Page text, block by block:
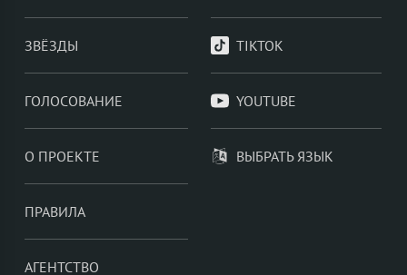
ЗВЁЗДЫ
ГОЛОСОВАНИЕ
О ПРОЕКТЕ
ПРАВИЛА
АГЕНТСТВО
TIKTOK
YOUTUBE
ВЫБРАТЬ ЯЗЫК